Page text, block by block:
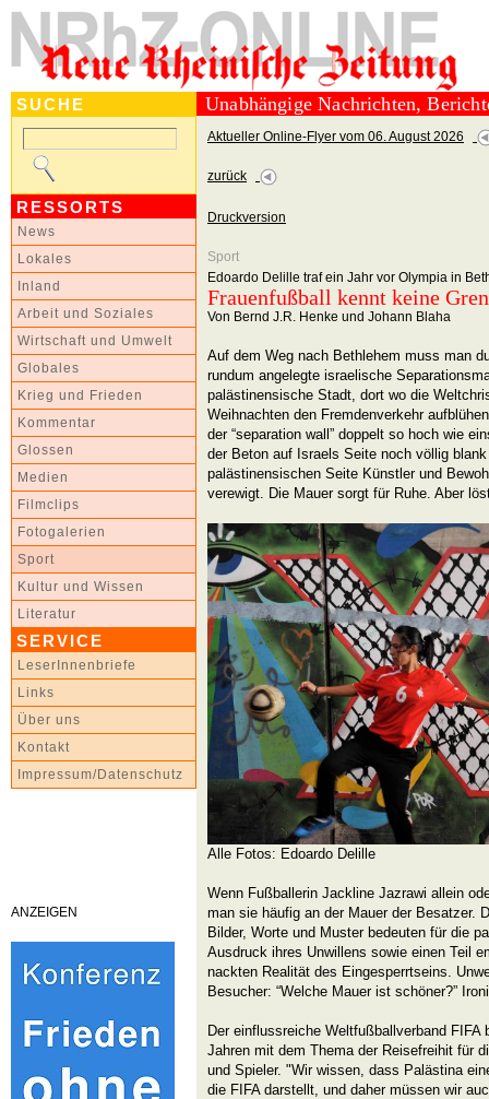
SUCHE
RESSORTS
News
Lokales
Inland
Arbeit und Soziales
Wirtschaft und Umwelt
Globales
Krieg und Frieden
Kommentar
Glossen
Medien
Filmclips
Fotogalerien
Sport
Kultur und Wissen
Literatur
SERVICE
LeserInnenbriefe
Links
Über uns
Kontakt
Impressum/Datenschutz
ANZEIGEN
Unabhängige Nachrichten,
Aktueller Online-Flyer vom 06. August 2026
zurück
Druckversion
Sport
Edoardo Delille traf ein Jahr vor Olympia in
Frauenfußball kennt keine
Von Bernd J.R. Henke und Johann Blaha
Auf dem Weg nach Bethlehem muss man
rundum angelegte israelische
palästinensische Stadt, dort wo die
Weihnachten den Fremdenverkehr
der “separation wall” doppelt so hoch wie
der Beton auf Israels Seite noch völlig
palästinensischen Seite Künstler und
verewigt. Die Mauer sorgt für Ruhe. Aber
Alle Fotos: Edoardo Delille
Wenn Fußballerin Jackline Jazrawi allein
man sie häufig an der Mauer der Besatzer.
Bilder, Worte und Muster bedeuten für die
Ausdruck ihres Unwillens sowie einen Teil
nackten Realität des Eingesperrtseins.
Besucher: “Welche Mauer ist schöner?”
Der einflussreiche Weltfußballverband
Jahren mit dem Thema der Reisefreihit für
und Spieler. "Wir wissen, dass Palästina
die FIFA darstellt, und daher müssen wir